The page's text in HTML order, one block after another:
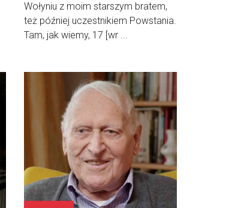
Wołyniu z moim starszym bratem,
też później uczestnikiem Powstania.
Tam, jak wiemy, 17 [wr ...